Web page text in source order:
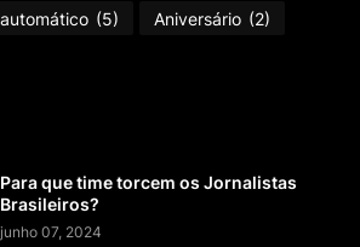
(5) Aniversário (2)
Para que time torcem os Jornalistas
Brasileiros?
junho 07, 2024